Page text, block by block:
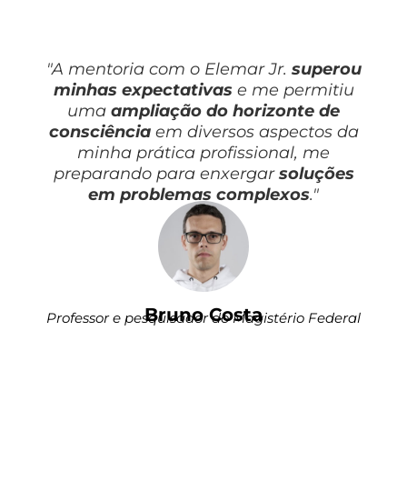
"A mentoria com o Elemar Jr. superou
minhas expectativase me permitiu
uma ampliação do horizonte de
consciênciaem diversos aspectos da
minha prática profissional, me
preparando para enxergarsoluções
em problemas complexos."
Bruno Costa
Professor e pesquisador do Magistério Federal